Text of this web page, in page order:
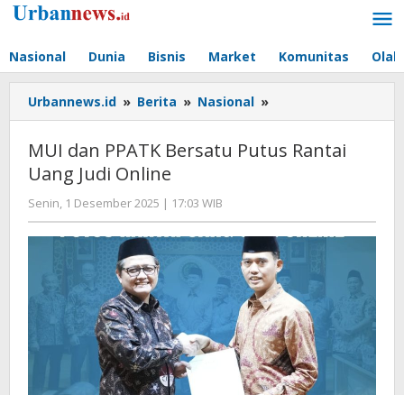
Lewati
Nasional Dunia Bisnis Market Komunitas
Urbannews.id » Berita » Nasional »
dan
Bersatu
Judi
Online
MUI dan PPATK Bersatu Putus Rantai
Uang Judi Online
Senin, 1 Desember 2025 | 17:03 WIB
Editor